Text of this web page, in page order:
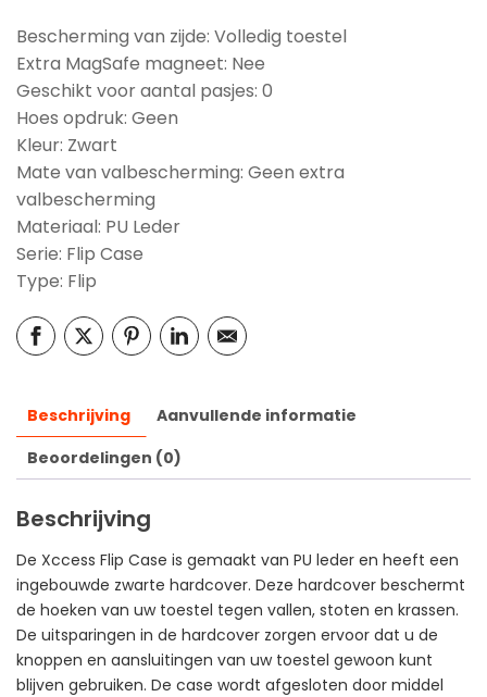
Bescherming van zijde: Volledig toestel
Extra MagSafe magneet: Nee
Geschikt voor aantal pasjes: 0
Hoes opdruk: Geen
Kleur: Zwart
Mate van valbescherming: Geen extra
valbescherming
Materiaal: PU Leder
Serie: Flip Case
Type: Flip
Beschrijving
Aanvullende informatie
Beoordelingen (0)
Beschrijving
De Xccess Flip Case is gemaakt van PU leder en heeft een
ingebouwde zwarte hardcover. Deze hardcover beschermt
de hoeken van uw toestel tegen vallen, stoten en krassen.
De uitsparingen in de hardcover zorgen ervoor dat u de
knoppen en aansluitingen van uw toestel gewoon kunt
blijven gebruiken. De case wordt afgesloten door middel